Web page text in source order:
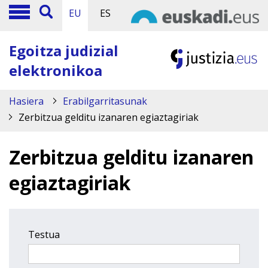
EU ES
Egoitza judizial
elektronikoa
Hasiera
Erabilgarritasunak
Zerbitzua gelditu izanaren egiaztagiriak
Zerbitzua gelditu izanaren
egiaztagiriak
Testua